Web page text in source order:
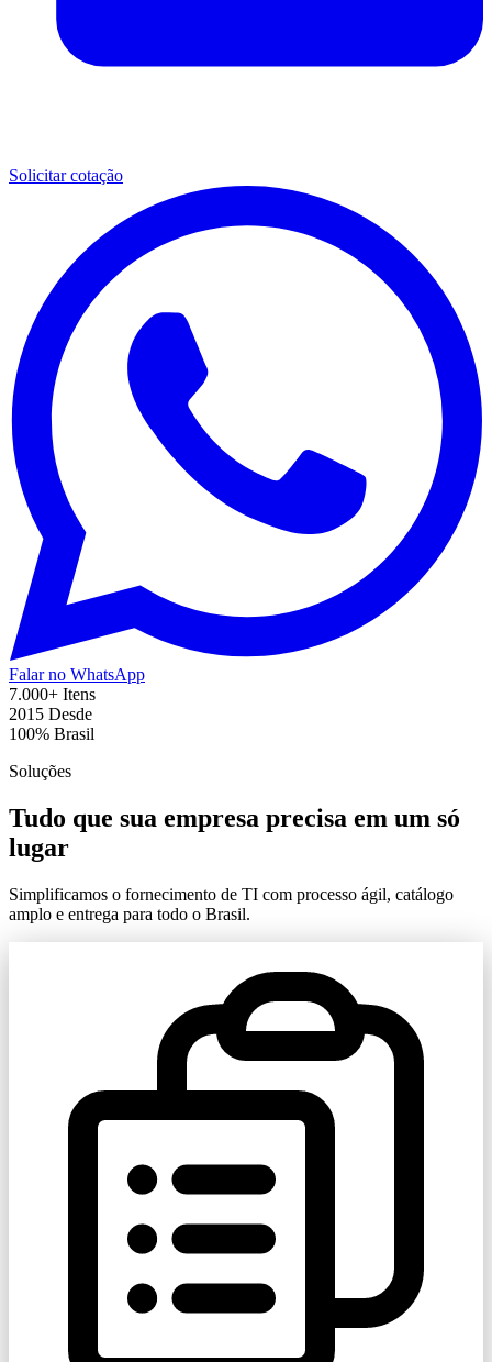
Solicitar cotação
Falar no WhatsApp
7.000+ Itens
2015 Desde
100% Brasil
Soluções
Tudo que sua empresa precisa em um só
lugar
Simplificamos o fornecimento de TI com processo ágil, catálogo
amplo e entrega para todo o Brasil.